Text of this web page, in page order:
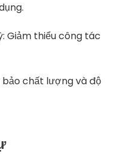
Giảm thiểu công tác
bảo chất lượng và độ